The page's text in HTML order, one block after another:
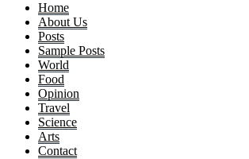
Home
About Us
Posts
Sample Posts
World
Food
Opinion
Travel
Science
Arts
Contact